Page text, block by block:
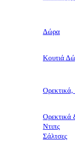
Δώρα
Κουτιά
Ορεκτικά,
Ορεκτικά
Ντιπς
Σάλτσες